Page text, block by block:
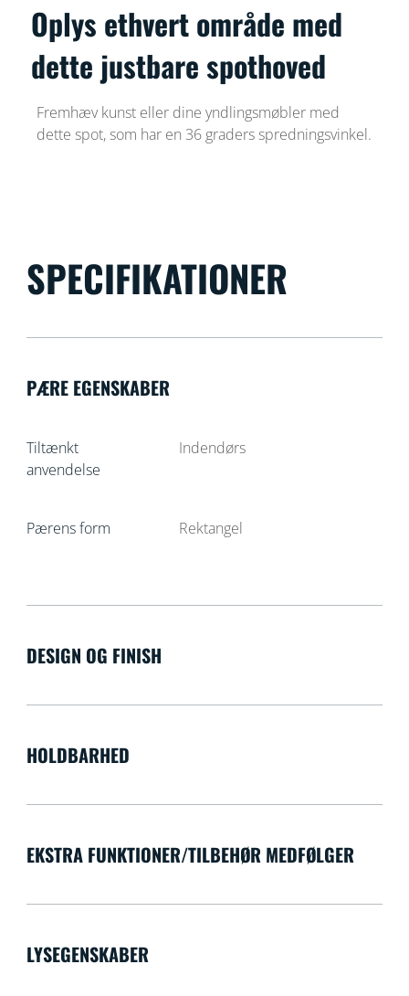
Oplys ethvert område med
dette justbare spothoved
Fremhæv kunst eller dine yndlingsmøbler med
dette spot, som har en 36 graders spredningsvinkel.
SPECIFIKATIONER
PÆRE EGENSKABER
Tiltænkt
anvendelse
Indendørs
Pærens form Rektangel
DESIGN OG FINISH
HOLDBARHED
EKSTRA FUNKTIONER/TILBEHØR MEDFØLGER
LYSEGENSKABER